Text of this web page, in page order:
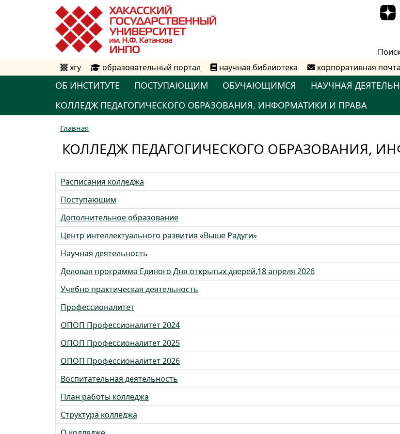
хгу
образовательный портал научная библиотека корпоративная почта
ОБ ИНСТИТУТЕ ПОСТУПАЮЩИМ ОБУЧАЮЩИМСЯ
НАУЧНАЯ
КОЛЛЕДЖ ПЕДАГОГИЧЕСКОГО ОБРАЗОВАНИЯ, ИНФОРМАТИКИ И ПРАВА
Главная
КОЛЛЕДЖ ПЕДАГОГИЧЕСКОГО ОБРАЗОВАНИЯ,
Расписания колледжа
Поступающим
Дополнительное образование
Центр интеллектуального развития «Выше Радуги»
Научная деятельность
Деловая программа Единого Дня открытых дверей,18 апреля 2026
Учебно практическая деятельность
Профессионалитет
ОПОП Профессионалитет 2024
ОПОП Профессионалитет 2025
ОПОП Профессионалитет 2026
Воспитательная деятельность
План работы колледжа
Структура колледжа